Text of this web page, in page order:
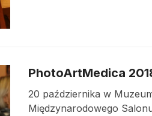
PhotoArtMedica
20 października w
Międzynarodowego